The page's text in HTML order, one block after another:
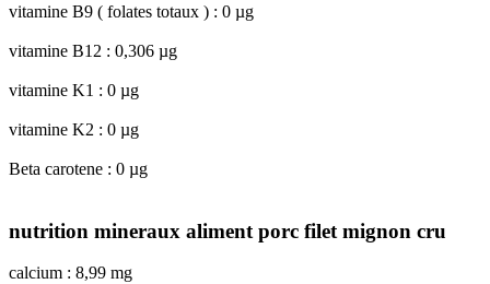
vitamine B9 ( folates totaux ) : 0 µg
vitamine B12 : 0,306 µg
vitamine K1 : 0 µg
vitamine K2 : 0 µg
Beta carotene : 0 µg
nutrition mineraux aliment porc filet mignon cru
calcium : 8,99 mg